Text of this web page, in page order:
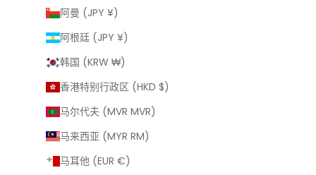
阿曼 (JPY ¥)
阿根廷 (JPY ¥)
韩国 (KRW ₩)
香港特别行政区 (HKD $)
马尔代夫 (MVR MVR)
马来西亚 (MYR RM)
马耳他 (EUR €)